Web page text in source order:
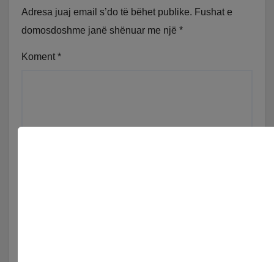
Adresa juaj email s’do të bëhet publike. Fushat e
domosdoshme janë shënuar me një *
Koment *